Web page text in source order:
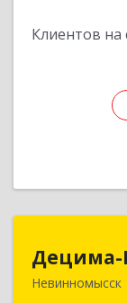
Клиентов
Невинномысск
357100,